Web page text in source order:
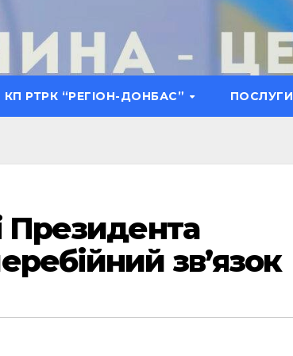
КП РТРК “РЕГІОН-ДОНБАС” ПОСЛУГИ
Президента
зв’язок